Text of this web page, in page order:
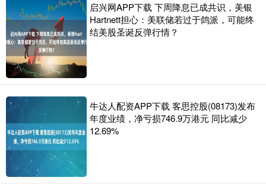
启兴网APP下载 下周降息已成共识，美银
Hartnett担心：美联储若过于鸽派，可能终
结美股圣诞反弹行情？
牛达人配资APP下载 客思控股(08173)发布
年度业绩，净亏损746.9万港元 同比减少
12.69%